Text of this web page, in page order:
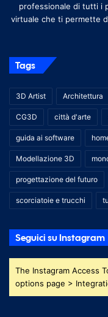
professionale di tutti i
virtuale che ti permette
Tags
3D Artist Architettura
CG3D città d'arte
guida ai software
Modellazione 3D
progettazione del futuro
scorciatoie e trucchi
Seguici su Instagram
The Instagram Access
options page >